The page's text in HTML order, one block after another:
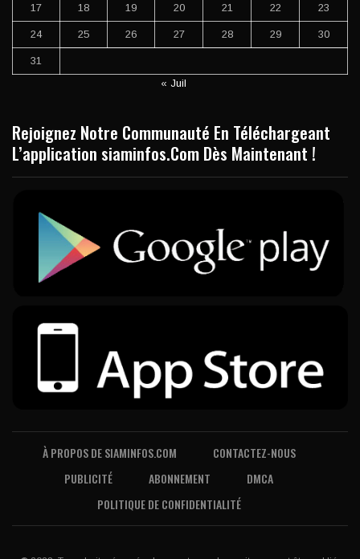
17 18 19 20 21 22 23
24 25 26 27 28 29 30
31
« Juil
Rejoignez Notre Communauté En Téléchargeant
L’application siaminfos.Com Dès Maintenant !
À PROPOS DE SIAMINFOS.COM
CONTACTEZ-NOUS
PUBLICITÉ
ABONNEMENT
DMCA
POLITIQUE DE CONFIDENTIALITÉ